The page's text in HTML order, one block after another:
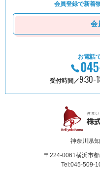
会員登録で新着
会
お電話
受付時間／9:30-
神奈川県
〒224-0061横浜市
Tel:045-509-